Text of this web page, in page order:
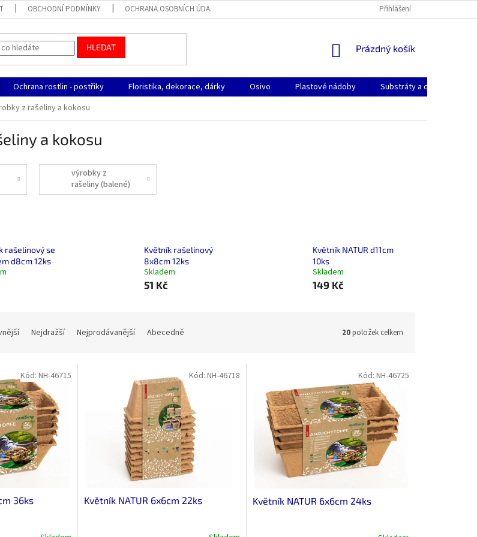
OBCHODNÍ PODMÍNKY OCHRANA OSOBNÍCH ÚDAJŮ Přihlášení
HLEDAT
NÁKUPNÍ
Prázdný košík
Ochrana rostlin - postřiky Floristika, dekorace, dárky Osivo Plastové nádoby
Substráty a dekorační
z rašeliny a kokosu
a kokosu
výrobky z
rašeliny (balené)
rašelinový se
d8cm 12ks
Květník rašelinový
8x8cm 12ks
Skladem
51 Kč
Květník NATUR d11cm
10ks
Skladem
149 Kč
Nejdražší Nejprodávanější Abecedně 20položek celkem
36ks
Kód: NH-46715
Květník NATUR 6x6cm 22ks
Kód: NH-46718
Květník NATUR 6x6cm 24ks
Kód: NH-46725